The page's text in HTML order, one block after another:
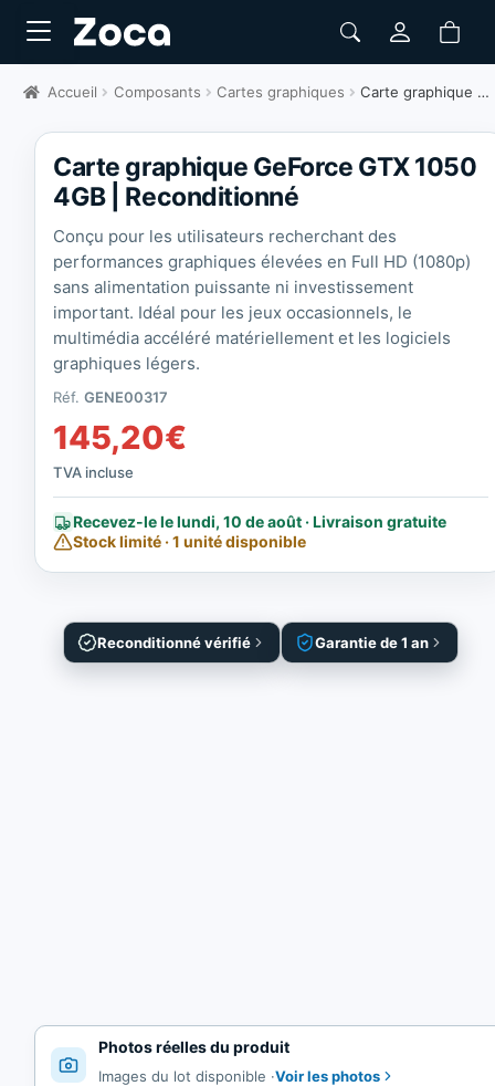
Accueil Composants Cartes graphiques Carte graphique GeForce GTX 1050 4GB | Reconditionné
Reconditionné vérifié Garantie de 1 an
Photos réelles du produit
Images du lot disponible ·Voir les photos
Carte graphique GeForce GTX 1050
4GB | Reconditionné
Conçu pour les utilisateurs recherchant des
performances graphiques élevées en Full HD (1080p)
sans alimentation puissante ni investissement
important. Idéal pour les jeux occasionnels, le
multimédia accéléré matériellement et les logiciels
graphiques légers.
Réf.GENE00317
145,20€
TVA incluse
Recevez-le le lundi, 10 de août · Livraison gratuite
Stock limité · 1 unité disponible